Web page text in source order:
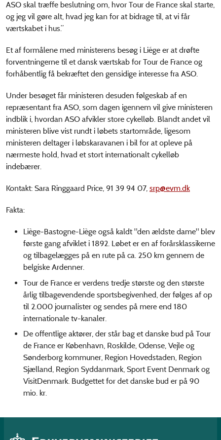
ASO skal træffe beslutning om, hvor Tour de France skal starte,
og jeg vil gøre alt, hvad jeg kan for at bidrage til, at vi får
værtskabet i hus.”
Et af formålene med ministerens besøg i Liége er at drøfte
forventningerne til et dansk værtskab for Tour de France og
forhåbentlig få bekræftet den gensidige interesse fra ASO.
Under besøget får ministeren desuden følgeskab af en
repræsentant fra ASO, som dagen igennem vil give ministeren
indblik i, hvordan ASO afvikler store cykelløb. Blandt andet vil
ministeren blive vist rundt i løbets startområde, ligesom
ministeren deltager i løbskaravanen i bil for at opleve på
nærmeste hold, hvad et stort internationalt cykelløb
indebærer.
Kontakt: Sara Ringgaard Price, 91 39 94 07, srp@evm.dk
Fakta:
Liège-Bastogne-Liège også kaldt "den ældste dame" blev
første gang afviklet i 1892. Løbet er en af forårsklassikerne
og tilbagelægges på en rute på ca. 250 km gennem de
belgiske Ardenner.
Tour de France er verdens tredje største og den største
årlig tilbagevendende sportsbegivenhed, der følges af op
til 2.000 journalister og sendes på mere end 180
internationale tv-kanaler.
De offentlige aktører, der står bag et danske bud på Tour
de France er København, Roskilde, Odense, Vejle og
Sønderborg kommuner, Region Hovedstaden, Region
Sjælland, Region Syddanmark, Sport Event Denmark og
VisitDenmark. Budgettet for det danske bud er på 90
mio. kr.